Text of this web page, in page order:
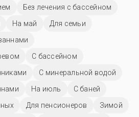
Без лечения с бассейном
На май
Для семьи
C бассейном
С минеральной водой
На июль
С баней
Для пенсионеров
Зимой